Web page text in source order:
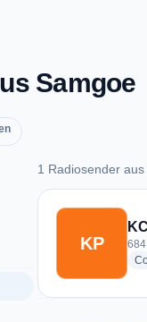
Samgoe
1 Radiosender
1 Radiosender
KP